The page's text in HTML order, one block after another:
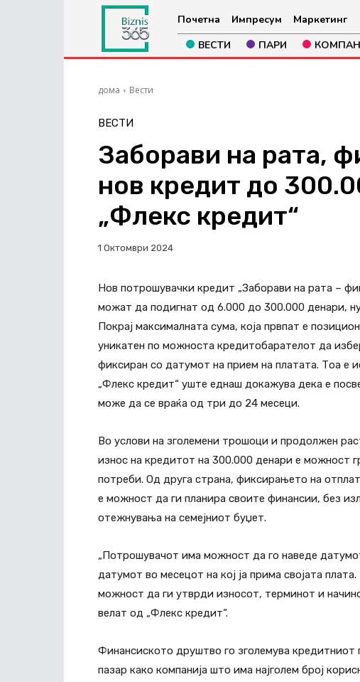
Почетна Импресум
Маркетинг
ВЕСТИ
ПАРИ
дома Вести
ВЕСТИ
Заборави на рата,
нов кредит до
„Флекс кредит“
1 Октомври 2024
Нов потрошувачки кредит „Заборави на рата –
можат да подигнат од 6.000 до 300.000 денари,
Покрај максималната сума, која првпат е
уникатен по можноста кредитобарателот да
фиксиран со датумот на прием на платата. Тоа е
„Флекс кредит“ уште еднаш докажува дека е
може да се враќа од три до 24 месеци.
Во услови на зголемени трошоци и продолжен
износ на кредитот на 300.000 денари е можност
потреби. Од друга страна, фиксирањето на
е можност да ги планира своите финансии, без
отежнувања на семејниот буџет.
„Потрошувачот има можност да го наведе
датумот во месецот на кој ја прима својата
можност да ги утврди износот, терминот и
велат од „Флекс кредит“.
Финансиското друштво го зголемува кредитниот
пазар како компанија што има најголем број